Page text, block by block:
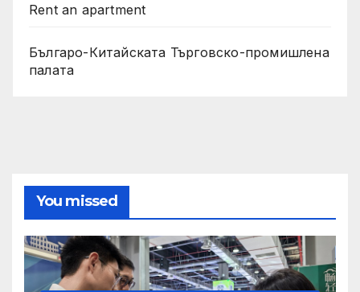
Rent an apartment
Българо-Китайската Търговско-промишлена
палата
You missed